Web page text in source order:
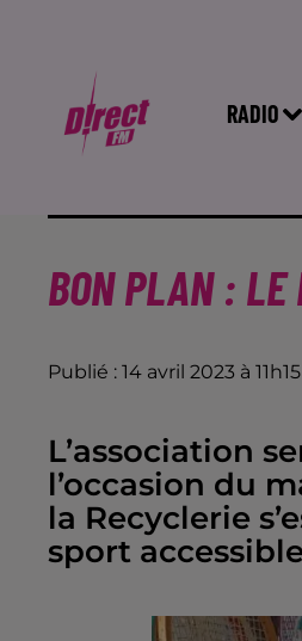
RADIO
BON PLAN : LE
Publié : 14 avril 2023 à
L’association
l’occasion du
la Recyclerie
sport